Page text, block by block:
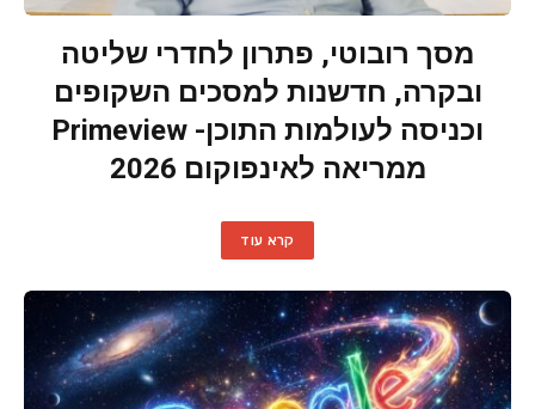
מסך רובוטי, פתרון לחדרי שליטה
ובקרה, חדשנות למסכים השקופים
וכניסה לעולמות התוכן- Primeview
ממריאה לאינפוקום 2026
קרא עוד